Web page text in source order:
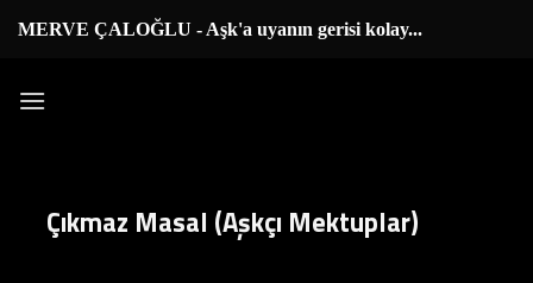
atlaMERVE ÇALOĞLU - Aşk'a uyanın gerisi kolay...
Çıkmaz Masal (Aşkçı Mektuplar)